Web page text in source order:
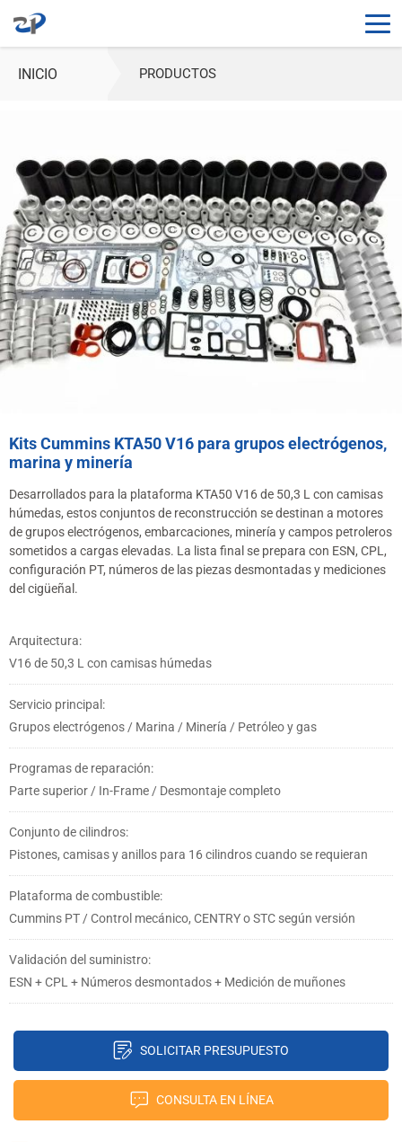
INICIO PRODUCTOS
Kits Cummins KTA50 V16 para grupos electrógenos,
marina y minería
Desarrollados para la plataforma KTA50 V16 de 50,3 L con camisas
húmedas, estos conjuntos de reconstrucción se destinan a motores
de grupos electrógenos, embarcaciones, minería y campos petroleros
sometidos a cargas elevadas. La lista final se prepara con ESN, CPL,
configuración PT, números de las piezas desmontadas y mediciones
del cigüeñal.
Arquitectura:
V16 de 50,3 L con camisas húmedas
Servicio principal:
Grupos electrógenos / Marina / Minería / Petróleo y gas
Programas de reparación:
Parte superior / In-Frame / Desmontaje completo
Conjunto de cilindros:
Pistones, camisas y anillos para 16 cilindros cuando se requieran
Plataforma de combustible:
Cummins PT / Control mecánico, CENTRY o STC según versión
Validación del suministro:
ESN + CPL + Números desmontados + Medición de muñones
SOLICITAR PRESUPUESTO
CONSULTA EN LÍNEA